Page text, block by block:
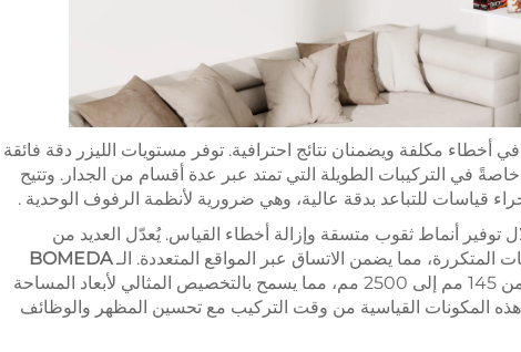
أخطاء مكلفة ويضمنان نتائج احترافية. توفر مستويات الليزر دقة فائقة
خاصةً في التركيبات الطويلة التي تمتد عبر عدة أقسام من الجدار. وتتيح
قياسات للتباعد بدقة عالية، وهي ضرورية لأنظمة الرفوف الوحدية .
توفير أنماط ثقوب متسقة وإزالة أخطاء القياس. يُعدّل العديد من
مما يضمن الاتساق عبر المواقع المتعددة. الـBOMEDA
متوفرة بأطوال دقيقة تتراوح من 145 مم إلى 2500 مم، مما يسمح بالتخصيص المثالي لأبعاد المساحة
المكونات القياسية من وقت التركيب مع تحسين المظهر والوظائف